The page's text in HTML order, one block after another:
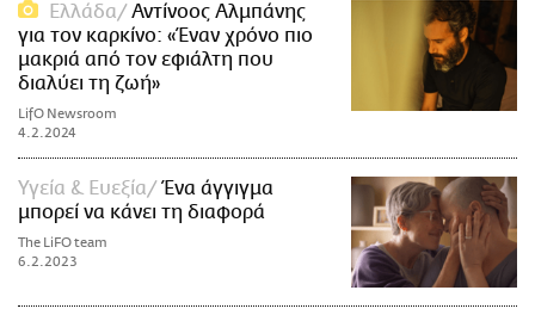
Ελλάδα
Αντίνοος Αλμπάνης
για τον καρκίνο: «Έναν χρόνο πιο
μακριά από τον εφιάλτη που
διαλύει τη ζωή»
LifO Newsroom
4.2.2024
Υγεία & Ευεξία
Ένα άγγιγμα
μπορεί να κάνει τη διαφορά
The LiFO team
6.2.2023